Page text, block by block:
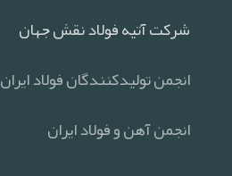
شرکت آتیه فولاد نقش جهان
انجمن تولیدکنندگان فولاد ایران
انجمن آهن و فولاد ایران